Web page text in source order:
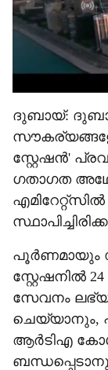
ദുബായ്:
സ്റ്റേഷൻ'
ഗതാഗത
പൂർണമായും
സ്റ്റേഷനിൽ
സേവനം
ചെയ്യാനും,
ആർടിഎ കോൾ